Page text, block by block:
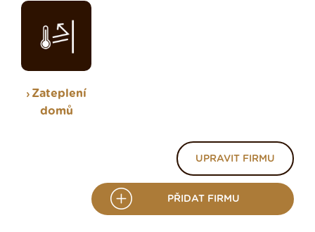
Zateplení
domů
UPRAVIT FIRMU
PŘIDAT FIRMU